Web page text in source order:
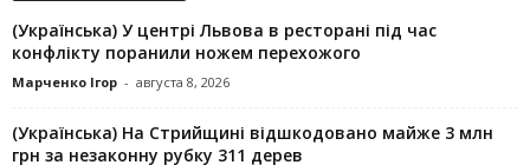
(Українська) У центрі Львова в ресторані під час
конфлікту поранили ножем перехожого
Марченко Ігор - августа 8, 2026
(Українська) На Стрийщині відшкодовано майже 3 млн
грн за незаконну рубку 311 дерев